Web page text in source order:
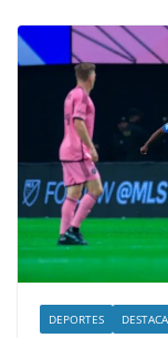
DEPORTES